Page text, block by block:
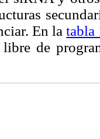
En latabla
de